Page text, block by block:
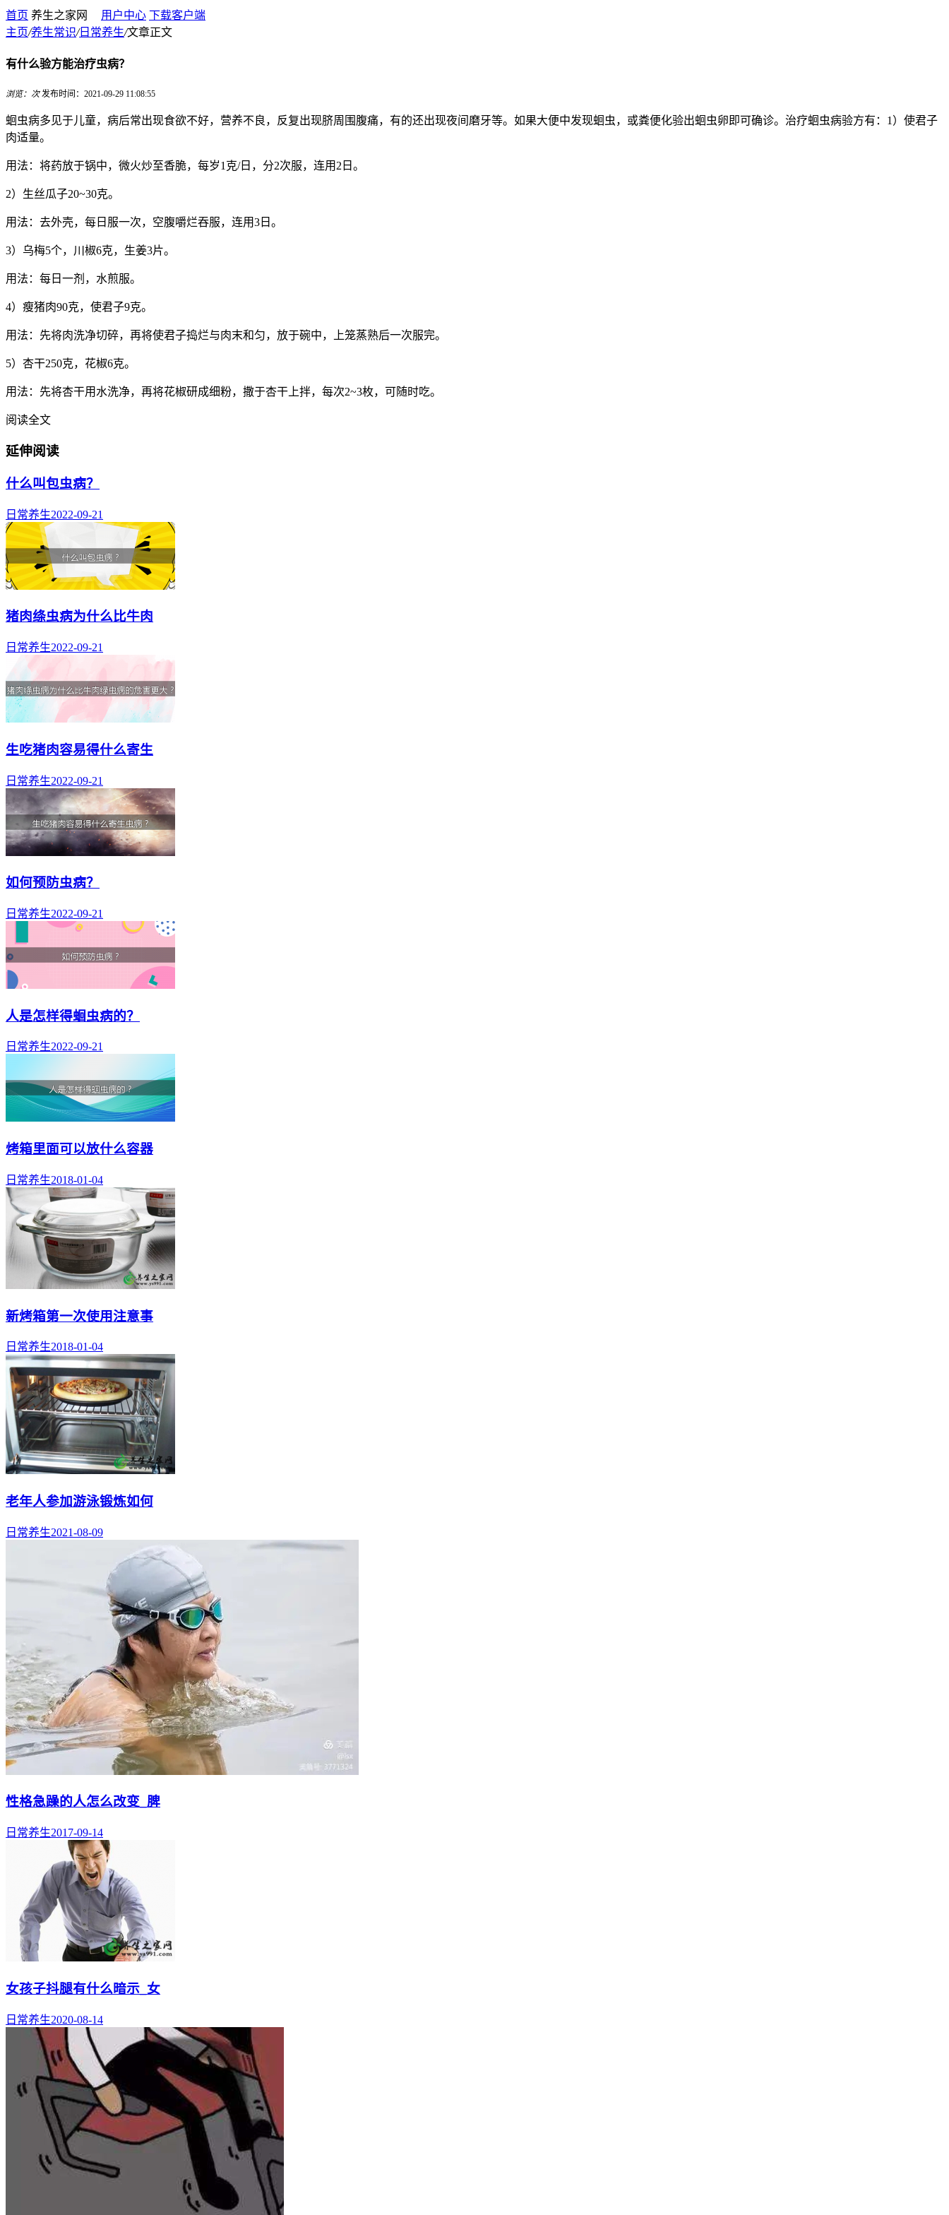
首页 养生之家网 用户中心 下载客户端
主页/养生常识/日常养生/文章正文
有什么验方能治疗虫病？
浏览： 次 发布时间：2021-09-29 11:08:55
蛔虫病多见于儿童，病后常出现食欲不好，营养不良，反复出现脐周围腹痛，有的还出现夜间磨牙等。如果大便中发现蛔虫，或粪便化验出蛔虫卵即可确诊。治疗蛔虫病验方有：1）使君子
肉适量。
用法：将药放于锅中，微火炒至香脆，每岁1克/日，分2次服，连用2日。
2）生丝瓜子20~30克。
用法：去外壳，每日服一次，空腹嚼烂吞服，连用3日。
3）乌梅5个，川椒6克，生姜3片。
用法：每日一剂，水煎服。
4）瘦猪肉90克，使君子9克。
用法：先将肉洗净切碎，再将使君子捣烂与肉末和匀，放于碗中，上笼蒸熟后一次服完。
5）杏干250克，花椒6克。
用法：先将杏干用水洗净，再将花椒研成细粉，撒于杏干上拌，每次2~3枚，可随时吃。
阅读全文
延伸阅读
什么叫包虫病？
日常养生2022-09-21
猪肉绦虫病为什么比牛肉
日常养生2022-09-21
生吃猪肉容易得什么寄生
日常养生2022-09-21
如何预防虫病？
日常养生2022-09-21
人是怎样得蛔虫病的？
日常养生2022-09-21
烤箱里面可以放什么容器
日常养生2018-01-04
新烤箱第一次使用注意事
日常养生2018-01-04
老年人参加游泳锻炼如何
日常养生2021-08-09
性格急躁的人怎么改变_脾
日常养生2017-09-14
女孩子抖腿有什么暗示_女
日常养生2020-08-14